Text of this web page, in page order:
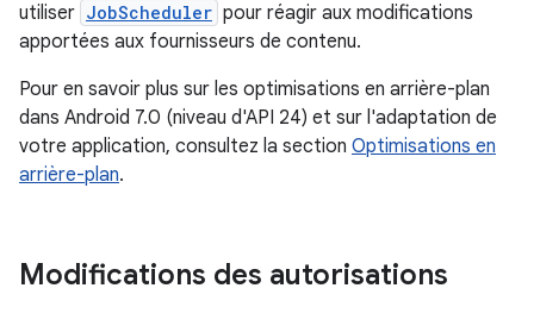
utiliser JobScheduler pour réagir aux modifications
apportées aux fournisseurs de contenu.
Pour en savoir plus sur les optimisations en arrière-plan
dans Android 7.0 (niveau d'API 24) et sur l'adaptation de
votre application, consultez la section Optimisations en
arrière-plan.
Modifications des autorisations